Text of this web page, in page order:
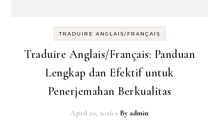
TRADUIRE ANGLAIS/FRANÇAIS
Traduire Anglais/Français: Panduan
Lengkap dan Efektif untuk
Penerjemahan Berkualitas
April 20, 2026 - By admin